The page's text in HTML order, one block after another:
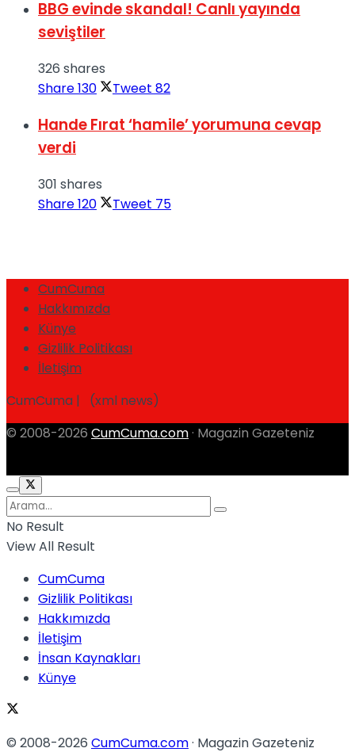
BBG evinde skandal! Canlı yayında
seviştiler
326 shares
Share130 Tweet 82
Hande Fırat ‘hamile’ yorumuna cevap
verdi
301 shares
Share120 Tweet 75
CumCuma
Hakkımızda
Künye
Gizlilik Politikası
İletişim
CumCuma | (xml news)
© 2008-2026 CumCuma.com · Magazin Gazeteniz
No Result
View All Result
CumCuma
Gizlilik Politikası
Hakkımızda
İletişim
İnsan Kaynakları
Künye
© 2008-2026 CumCuma.com· Magazin Gazeteniz